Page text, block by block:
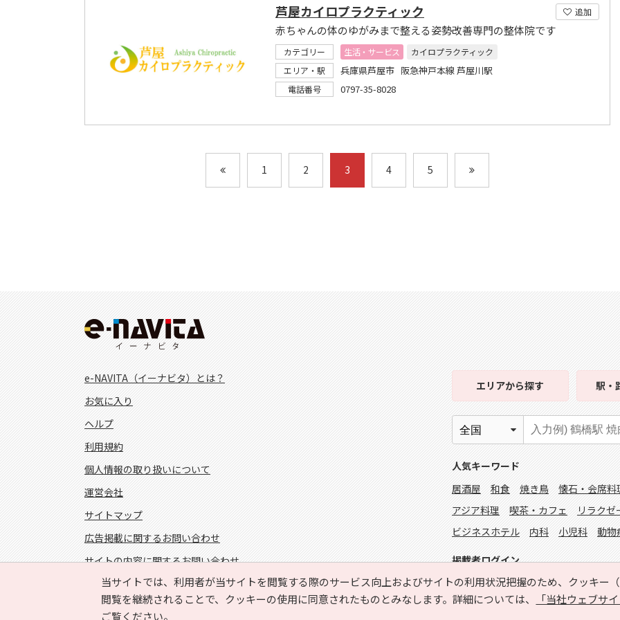
追加
芦屋カイロプラクティック
赤ちゃんの体のゆがみまで整える姿勢改善専門の整体院です
カテゴリー 生活・サービス
カイロプラクティック
エリア・駅
兵庫県芦屋市 阪急神戸本線 芦屋川駅
電話番号 0797-35-8028
1 2 3 4 5
当サイトでは、利用者が当サイトを閲覧する際のサービス向上およびサイトの利用状況把握のため、クッキー
閲覧を継続されることで、クッキーの使用に同意されたものとみなします。詳細については、
「当社ウェブサ
ご覧ください。
e-NAVITA（イーナビタ）とは？
お気に入り
ヘルプ
利用規約
個人情報の取り扱いについて
運営会社
サイトマップ
広告掲載に関するお問い合わせ
サイトの内容に関するお問い合わせ
エリアから探す 駅・
人気キーワード
居酒屋
和食 焼き鳥 懐石・会席料
アジア料理
喫茶・カフェ リラクゼ
ビジネスホテル
内科 小児科 動物
掲載者ログイン
FOLLOW US!